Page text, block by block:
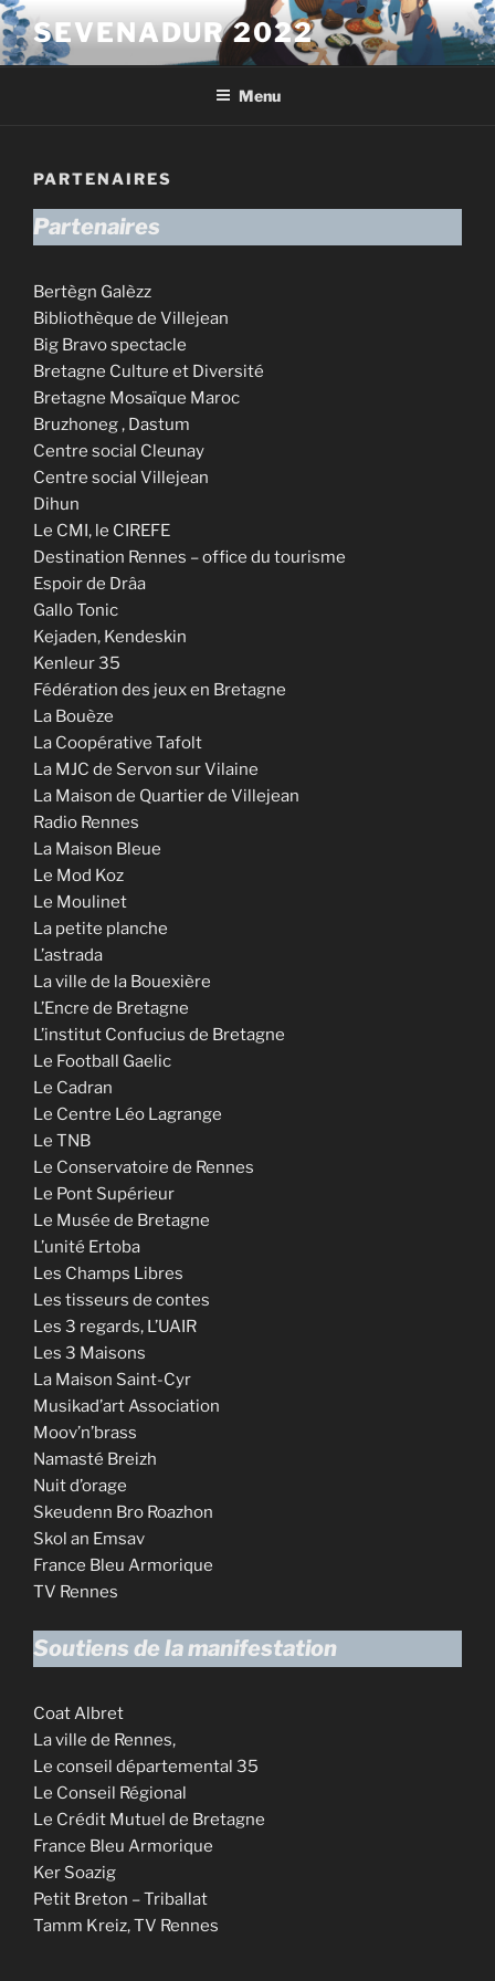
Aller
au
contenu
SEVENADUR 2022
Menu
PARTENAIRES
Partenaires
Bertègn Galèzz
Bibliothèque de Villejean
Big Bravo spectacle
Bretagne Culture et Diversité
Bretagne Mosaïque Maroc
Bruzhoneg , Dastum
Centre social Cleunay
Centre social Villejean
Dihun
Le CMI, le CIREFE
Destination Rennes – office du tourisme
Espoir de Drâa
Gallo Tonic
Kejaden, Kendeskin
Kenleur 35
Fédération des jeux en Bretagne
La Bouèze
La Coopérative Tafolt
La MJC de Servon sur Vilaine
La Maison de Quartier de Villejean
Radio Rennes
La Maison Bleue
Le Mod Koz
Le Moulinet
La petite planche
L’astrada
La ville de la Bouexière
L’Encre de Bretagne
L’institut Confucius de Bretagne
Le Football Gaelic
Le Cadran
Le Centre Léo Lagrange
Le TNB
Le Conservatoire de Rennes
Le Pont Supérieur
Le Musée de Bretagne
L’unité Ertoba
Les Champs Libres
Les tisseurs de contes
Les 3 regards, L’UAIR
Les 3 Maisons
La Maison Saint-Cyr
Musikad’art Association
Moov’n’brass
Namasté Breizh
Nuit d’orage
Skeudenn Bro Roazhon
Skol an Emsav
France Bleu Armorique
TV Rennes
Soutiens de la manifestation
Coat Albret
La ville de Rennes,
Le conseil départemental 35
Le Conseil Régional
Le Crédit Mutuel de Bretagne
France Bleu Armorique
Ker Soazig
Petit Breton – Triballat
Tamm Kreiz, TV Rennes